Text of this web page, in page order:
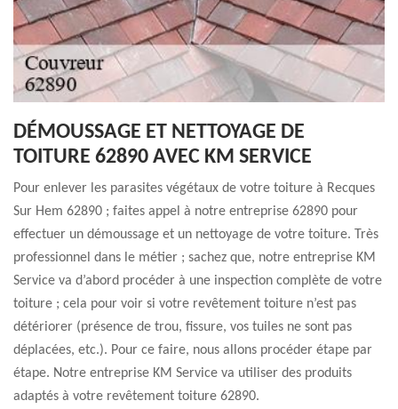
DÉMOUSSAGE ET NETTOYAGE DE
TOITURE 62890 AVEC KM SERVICE
Pour enlever les parasites végétaux de votre toiture à Recques
Sur Hem 62890 ; faites appel à notre entreprise 62890 pour
effectuer un démoussage et un nettoyage de votre toiture. Très
professionnel dans le métier ; sachez que, notre entreprise KM
Service va d’abord procéder à une inspection complète de votre
toiture ; cela pour voir si votre revêtement toiture n’est pas
détériorer (présence de trou, fissure, vos tuiles ne sont pas
déplacées, etc.). Pour ce faire, nous allons procéder étape par
étape. Notre entreprise KM Service va utiliser des produits
adaptés à votre revêtement toiture 62890.